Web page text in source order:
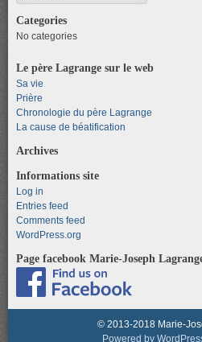
Categories
No categories
Le père Lagrange sur le web
Sa vie
Prière
Chronologie du père Lagrange
La cause de béatification
Archives
Informations site
Log in
Entries feed
Comments feed
WordPress.org
Page facebook Marie-Joseph
© 2013-2018 Marie-
Powered by